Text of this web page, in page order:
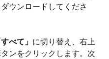
ウンロードしてくださ
すべて」 に切り替え、右上
ンをクリックします。次